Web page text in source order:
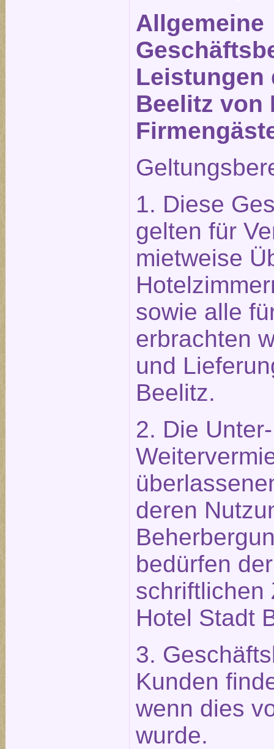
Allgemeine
Leistungen
Beelitz von
1. Diese
gelten für
mietweise
sowie alle
erbrachten
und
Beelitz.
2. Die
deren
bedürfen
schriftlichen
Hotel Stadt
3.
Kunden
wenn dies
wurde.